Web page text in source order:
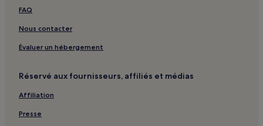
FAQ
Nous contacter
Évaluer un hébergement
Réservé aux fournisseurs, affiliés et médias
Affiliation
Presse